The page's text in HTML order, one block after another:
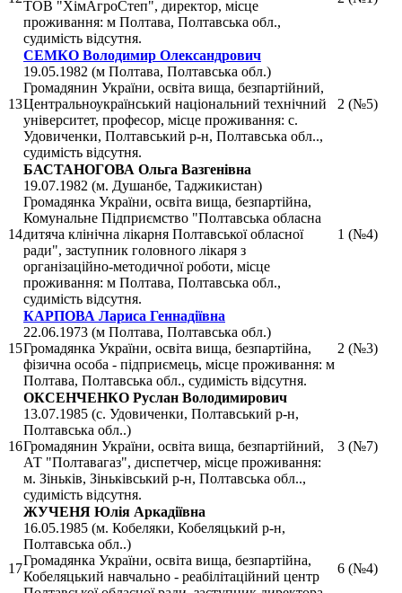
ТОВ "ХімАгроСтеп", директор, місце
проживання: м Полтава, Полтавська обл.,
судимість відсутня.
13
СЕМКО Володимир Олександрович
19.05.1982 (м Полтава, Полтавська обл.)
Громадянин України, освіта вища, безпартійний,
Центральноукраїнський національний технічний
університет, професор, місце проживання: с.
Удовиченки, Полтавський р-н, Полтавська обл..,
судимість відсутня.
2 (№5)
14
БАСТАНОГОВА Ольга Вазгенівна
19.07.1982 (м. Душанбе, Таджикистан)
Громадянка України, освіта вища, безпартійна,
Комунальне Підприємство "Полтавська обласна
дитяча клінічна лікарня Полтавської обласної
ради", заступник головного лікаря з
організаційно-методичної роботи, місце
проживання: м Полтава, Полтавська обл.,
судимість відсутня.
1 (№4)
15
КАРПОВА Лариса Геннадіївна
22.06.1973 (м Полтава, Полтавська обл.)
Громадянка України, освіта вища, безпартійна,
фізична особа - підприємець, місце проживання: м
Полтава, Полтавська обл., судимість відсутня.
2 (№3)
16
ОКСЕНЧЕНКО Руслан Володимирович
13.07.1985 (с. Удовиченки, Полтавський р-н,
Полтавська обл..)
Громадянин України, освіта вища, безпартійний,
АТ "Полтавагаз", диспетчер, місце проживання:
м. Зіньків, Зіньківський р-н, Полтавська обл..,
судимість відсутня.
3 (№7)
17
ЖУЧЕНЯ Юлія Аркадіївна
16.05.1985 (м. Кобеляки, Кобеляцький р-н,
Полтавська обл..)
Громадянка України, освіта вища, безпартійна,
Кобеляцький навчально - реабілітаційний центр
6 (№4)